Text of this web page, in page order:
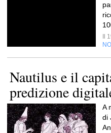
Il
Nautilus e il
predizione
A
di